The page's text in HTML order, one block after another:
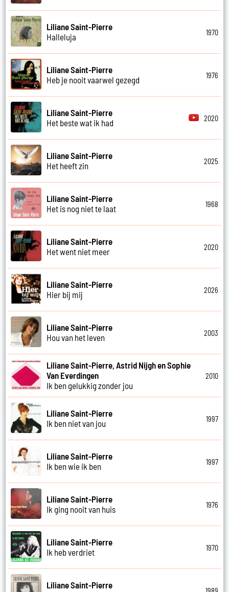
Liliane Saint-Pierre
Halleluja
1970
Liliane Saint-Pierre
Heb je nooit vaarwel gezegd
1976
Liliane Saint-Pierre
Het beste wat ik had
2020
Liliane Saint-Pierre
Het heeft zin
2025
Liliane Saint-Pierre
Het is nog niet te laat
1968
Liliane Saint-Pierre
Het went niet meer
2020
Liliane Saint-Pierre
Hier bij mij
2026
Liliane Saint-Pierre
Hou van het leven
2003
Liliane Saint-Pierre, Astrid Nijgh en Sophie
Van Everdingen
Ik ben gelukkig zonder jou
2010
Liliane Saint-Pierre
Ik ben niet van jou
1997
Liliane Saint-Pierre
Ik ben wie ik ben
1997
Liliane Saint-Pierre
Ik ging nooit van huis
1976
Liliane Saint-Pierre
Ik heb verdriet
1970
Liliane Saint-Pierre